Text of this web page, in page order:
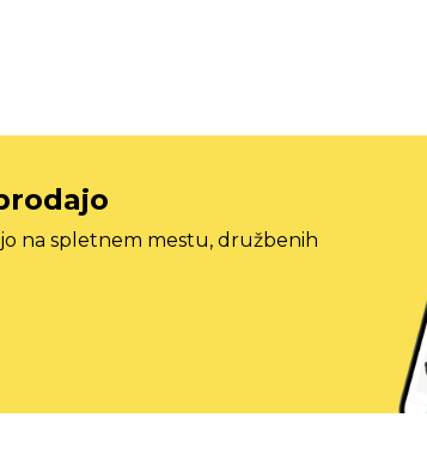
na spletnem mestu, družbenih